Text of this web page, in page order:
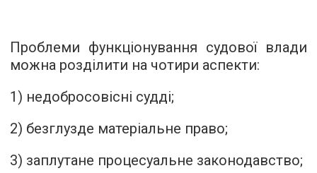
Проблеми функціонування судової влади
можна розділити на чотири аспекти:
1) недобросовісні судді;
2) безглузде матеріальне право;
3) заплутане процесуальне законодавство;